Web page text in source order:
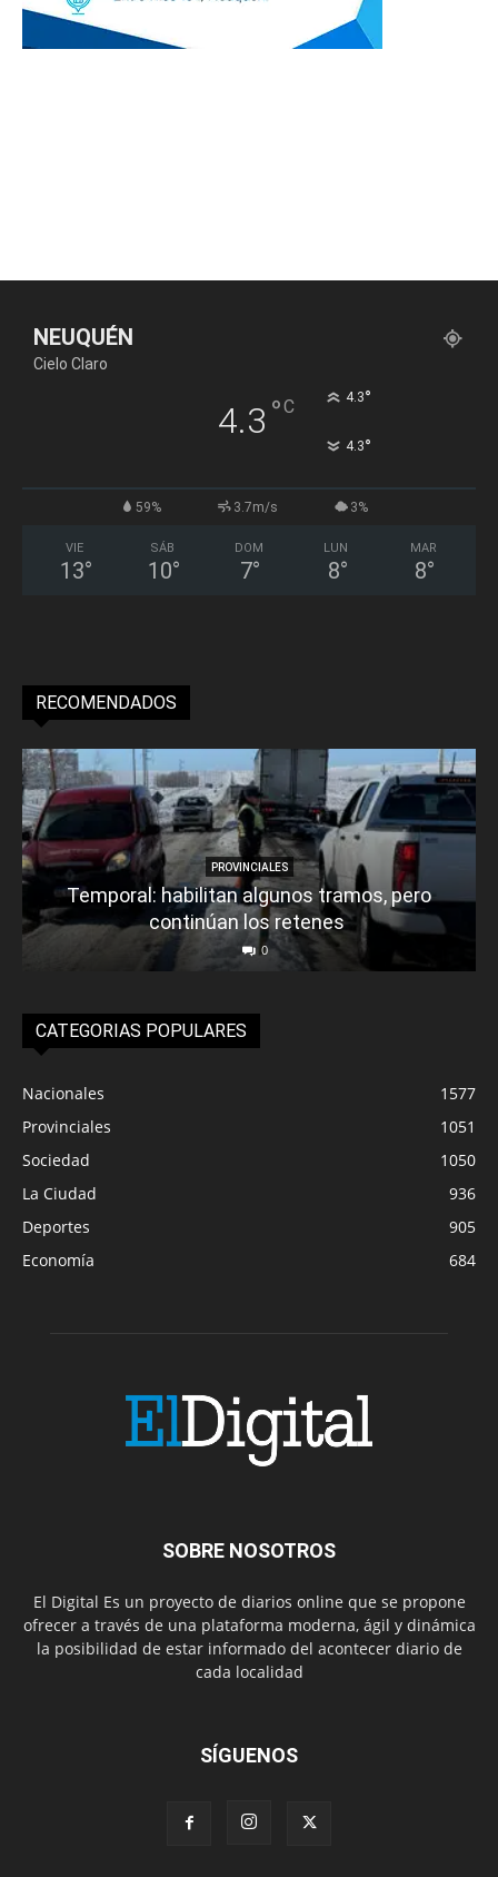
NEUQUÉN
Cielo Claro
4.3 °C 4.3°
4.3°
59% 3.7m/s 3%
VIE
13°
SÁB
10°
DOM
7°
LUN
8°
MAR
8°
RECOMENDADOS
PROVINCIALES
Temporal: habilitan algunos tramos, pero
continúan los retenes
0
CATEGORIAS POPULARES
Nacionales
1577
Provinciales
1051
Sociedad
1050
La Ciudad
936
Deportes
905
Economía
684
SOBRE NOSOTROS
El Digital Es un proyecto de diarios online que se propone
ofrecer a través de una plataforma moderna, ágil y dinámica
la posibilidad de estar informado del acontecer diario de
cada localidad
SÍGUENOS